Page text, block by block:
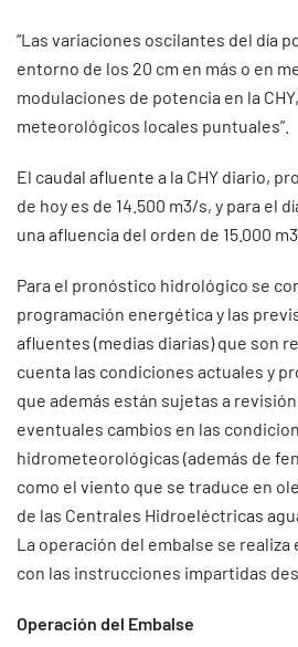
“Las variaciones oscilantes del día
entorno de los 20 cm en más o en
modulaciones de potencia en la
meteorológicos locales puntuales”.
El caudal afluente a la CHY diario,
de hoy es de 14.500 m3/s, y para el
una afluencia del orden de 15.000
Para el pronóstico hidrológico se
programación energética y las
afluentes (medias diarias) que son
cuenta las condiciones actuales y
que además están sujetas a
eventuales cambios en las
hidrometeorológicas (además de
como el viento que se traduce en
de las Centrales Hidroeléctricas
La operación del embalse se realiza
con las instrucciones impartidas
Operación del Embalse